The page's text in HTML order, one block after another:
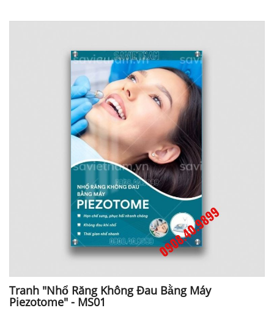
Tranh "Nhổ Răng Không Đau Bằng Máy
Piezotome" - MS01